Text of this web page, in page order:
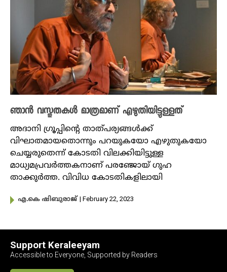
ഞാൻ വസ്തുതകൾ മാത്രമാണ് എഴുതിയിട്ടുള്ളത്
അദാനി ​ഗ്രൂപ്പിന്റെ താത്പര്യങ്ങൾക്ക്
വിഘാതമായതൊന്നും പറയുകയോ എഴുതുകയോ
ചെയ്യരുതെന്ന് കോടതി വിലക്കിയിട്ടുള്ള
മാധ്യമപ്രവർത്തകനാണ് പരഞ്ജോയ് ​ഗുഹ
താക്കുർത്ത. വിവിധ കോടതികളിലായി
എ.കെ ഷിബുരാജ് | February 22, 2023
Support Keraleeyam
Accessible to Everyone, Supported by Readers